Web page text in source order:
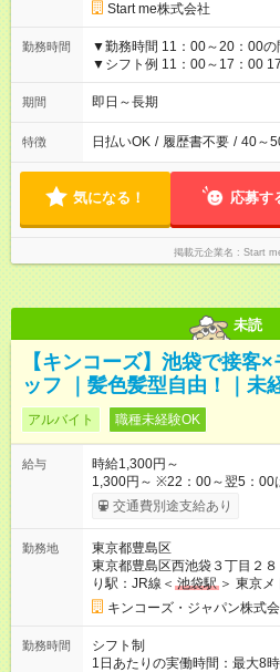
Start me株式会社
勤務時間
▼勤務時間 11：00～20：00の
▼シフト例 11：00～17：00
期間 即日～長期
特徴 日払いOK / 履歴書不要 / 40～
気になる！ 応募す
掲載元企業名 Start
未読
【キンコーズ】池袋で接客
ッフ ｜髪色髪型自由！｜未
アルバイト 職種未経験OK
給与
時給1,300円～
1,300円～ ※22：00～翌5：00
---------------------------- ・配送ス
れます。 ・6か月ごとの業務
入社2か月後に時給が上がる可能性もあり
用期間あり 試用期間の長さ：
と同じです。
交通費別途支給あり
勤務地
東京都豊島区
東京都豊島区西池袋３丁目２
り駅：JR線＜ 池袋駅 ＞ 東京
線＜ 池袋駅 ＞）
キンコーズ・ジャパン株式
勤務時間
シフト制
1日あたりの実働時間：最大8